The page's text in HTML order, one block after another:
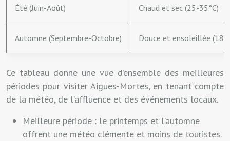
Été (Juin-Août) Chaud et sec (25-35°C)
Automne (Septembre-Octobre) Douce et ensoleillée (18-
Ce tableau donne une vue d’ensemble des meilleures
périodes pour visiter Aigues-Mortes, en tenant compte
de la météo, de l’affluence et des événements locaux.
Meilleure période : le printemps et l’automne
offrent une météo clémente et moins de touristes.